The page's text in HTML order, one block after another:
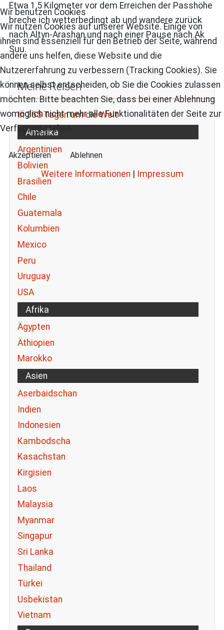
Etwa 1,5 Kilometer vor dem Erreichen der Passhöhe
breche ich wetterbedingt ab und wandere zurück
nach Altyn-Arashan und nach einer Pause nach Ak
Suu.
Meine Reisen
In 365 Tagen um die Welt
Amerika
Argentinien
Bolivien
Brasilien
Chile
Guatemala
Kolumbien
Mexico
Peru
Uruguay
USA
Afrika
Ägypten
Äthiopien
Marokko
Asien
Aserbaidschan
Indien
Indonesien
Kambodscha
Kasachstan
Kirgisien
Laos
Malaysia
Myanmar
Singapur
Sri Lanka
Thailand
Türkei
Usbekistan
Vietnam
Wir benutzen Cookies
Wir nutzen Cookies auf unserer Website. Einige von
ihnen sind essenziell für den Betrieb der Seite, während
andere uns helfen, diese Website und die
Nutzererfahrung zu verbessern (Tracking Cookies). Sie
können selbst entscheiden, ob Sie die Cookies zulassen
möchten. Bitte beachten Sie, dass bei einer Ablehnung
womöglich nicht mehr alle Funktionalitäten der Seite zur
Verfügung stehen.
Akzeptieren Ablehnen
Weitere Informationen | Impressum